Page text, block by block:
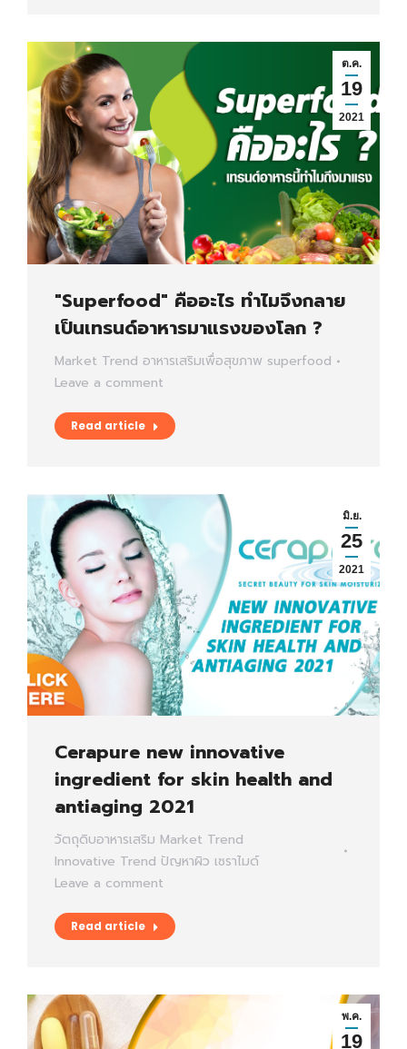
ต.ค.
19
2021
"Superfood" คืออะไร ทำไมจึงกลาย
เป็นเทรนด์อาหารมาแรงของโลก ?
Market Trend อาหารเสริมเพื่อสุขภาพ superfood
Leave a comment
Read article
มิ.ย.
25
2021
Cerapure new innovative
ingredient for skin health and
antiaging 2021
วัตถุดิบอาหารเสริม Market Trend
Innovative Trend ปัญหาผิว เซราไมด์
Leave a comment
Read article
พ.ค.
19